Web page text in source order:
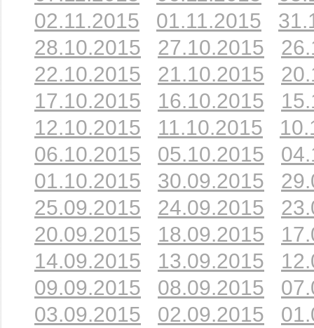
02.11.2015
01.11.2015
28.10.2015
27.10.2015
22.10.2015
21.10.2015
17.10.2015
16.10.2015
12.10.2015
11.10.2015
06.10.2015
05.10.2015
01.10.2015
30.09.2015
25.09.2015
24.09.2015
20.09.2015
18.09.2015
14.09.2015
13.09.2015
09.09.2015
08.09.2015
03.09.2015
02.09.2015